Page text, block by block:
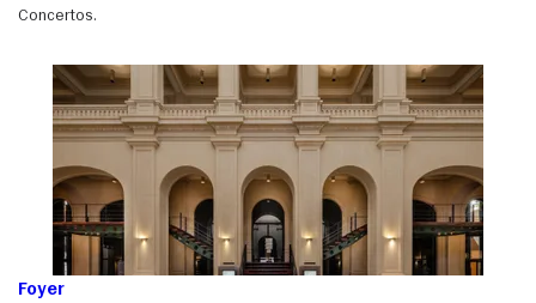
Concertos.
Foyer